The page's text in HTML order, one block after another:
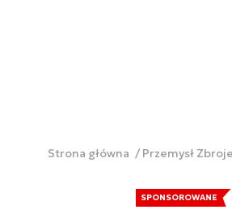
Strona główna Przemysł
SPONSOROWANE